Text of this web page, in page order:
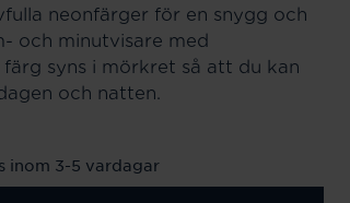
neonfärger för en snygg och
och minutvisare med
syns i mörkret så att du kan
och natten.
inom 3-5 vardagar